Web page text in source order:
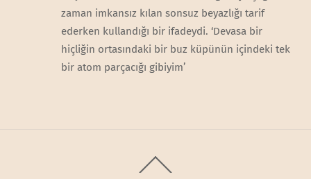
zaman imkansız kılan sonsuz beyazlığı tarif
ederken kullandığı bir ifadeydi. ‘Devasa bir
hiçliğin ortasındaki bir buz küpünün içindeki tek
bir atom parçacığı gibiyim’
To